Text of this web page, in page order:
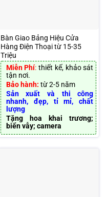
Bàn Giao Bảng Hiệu Cửa
Hàng Điện Thoại từ 15-35
Triệu
Miễn Phí:thiết kế, khảo sát
tận nơi.
Bảo hành: từ 2-5 năm
Sản xuất và thi công
nhanh, đẹp, tỉ mỉ, chất
lượng
Tặng hoa khai trương;
biển vẫy; camera